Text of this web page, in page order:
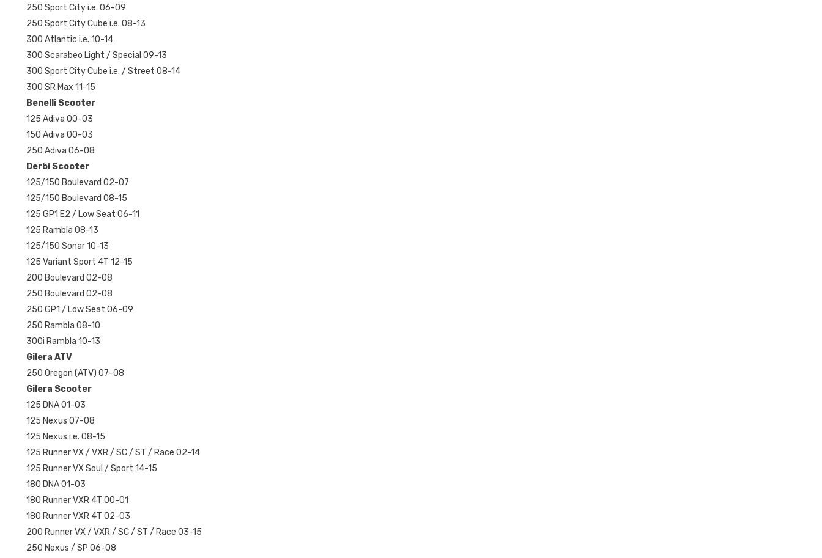
250 Sport City i.e. 06-09
250 Sport City Cube i.e. 08-13
300 Atlantic i.e. 10-14
300 Scarabeo Light / Special 09-13
300 Sport City Cube i.e. / Street 08-14
300 SR Max 11-15
Benelli Scooter
125 Adiva 00-03
150 Adiva 00-03
250 Adiva 06-08
Derbi Scooter
125/150 Boulevard 02-07
125/150 Boulevard 08-15
125 GP1 E2 / Low Seat 06-11
125 Rambla 08-13
125/150 Sonar 10-13
125 Variant Sport 4T 12-15
200 Boulevard 02-08
250 Boulevard 02-08
250 GP1 / Low Seat 06-09
250 Rambla 08-10
300i Rambla 10-13
Gilera ATV
250 Oregon (ATV) 07-08
Gilera Scooter
125 DNA 01-03
125 Nexus 07-08
125 Nexus i.e. 08-15
125 Runner VX / VXR / SC / ST / Race 02-14
125 Runner VX Soul / Sport 14-15
180 DNA 01-03
180 Runner VXR 4T 00-01
180 Runner VXR 4T 02-03
200 Runner VX / VXR / SC / ST / Race 03-15
250 Nexus / SP 06-08